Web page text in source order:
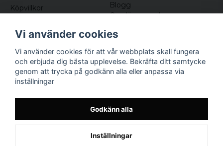
Köpvillkor
Om cookies
Blogg
Omdömen och
Nyhetsbrev
Kundklubb
Företagsuppgifter
Odd Sailor AB
Hamnplan 8, 29495
Sölvesborg
Vi använder cookies
Vi använder cookies för att vår webbplats skall fungera
och erbjuda dig bästa upplevelse. Bekräfta ditt samtycke
genom att trycka på godkänn alla eller anpassa via
inställningar
Godkänn alla
Inställningar